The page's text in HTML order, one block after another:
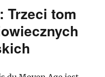
Trzeci tom